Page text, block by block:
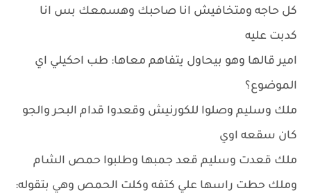
كل حاجه ومتخافيش انا صاحبك وهسمعك بس انا
كدبت عليه
امير قالها وهو بيحاول يتفاهم معاها: طب احكيلي اي
الموضوع؟
ملك وسليم وصلوا للكورنيش وقعدوا قدام البحر والجو
كان سقعه اوي
ملك قعدت وسليم قعد جمبها وطلبوا حمص الشام
وملك حطت راسها علي كتفه وكلت الحمص وهي بتقوله: